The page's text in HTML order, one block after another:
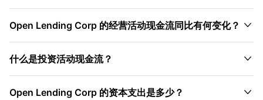
Open Lending Corp 的经营活动现金流同比有何变化？ 
什么是投资活动现金流？ 
Open Lending Corp 的资本支出是多少？ 